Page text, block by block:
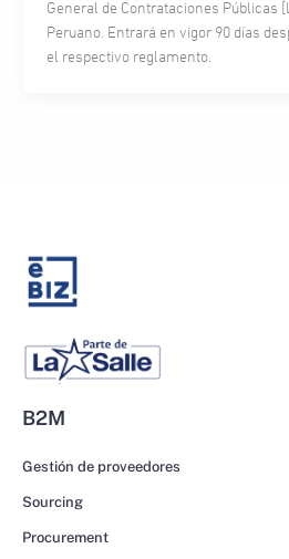
General de Contrataciones Públicas
Peruano. Entrará en vigor 90 días
el respectivo reglamento.
B2M
Gestión de proveedores
Sourcing
Procurement